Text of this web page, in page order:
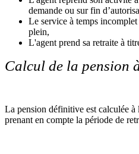
demande ou sur fin
Le service à temps
plein,
L'agent prend sa retraite à
Calcul de la pension
La pension définitive est calculée à
prenant en compte la période de